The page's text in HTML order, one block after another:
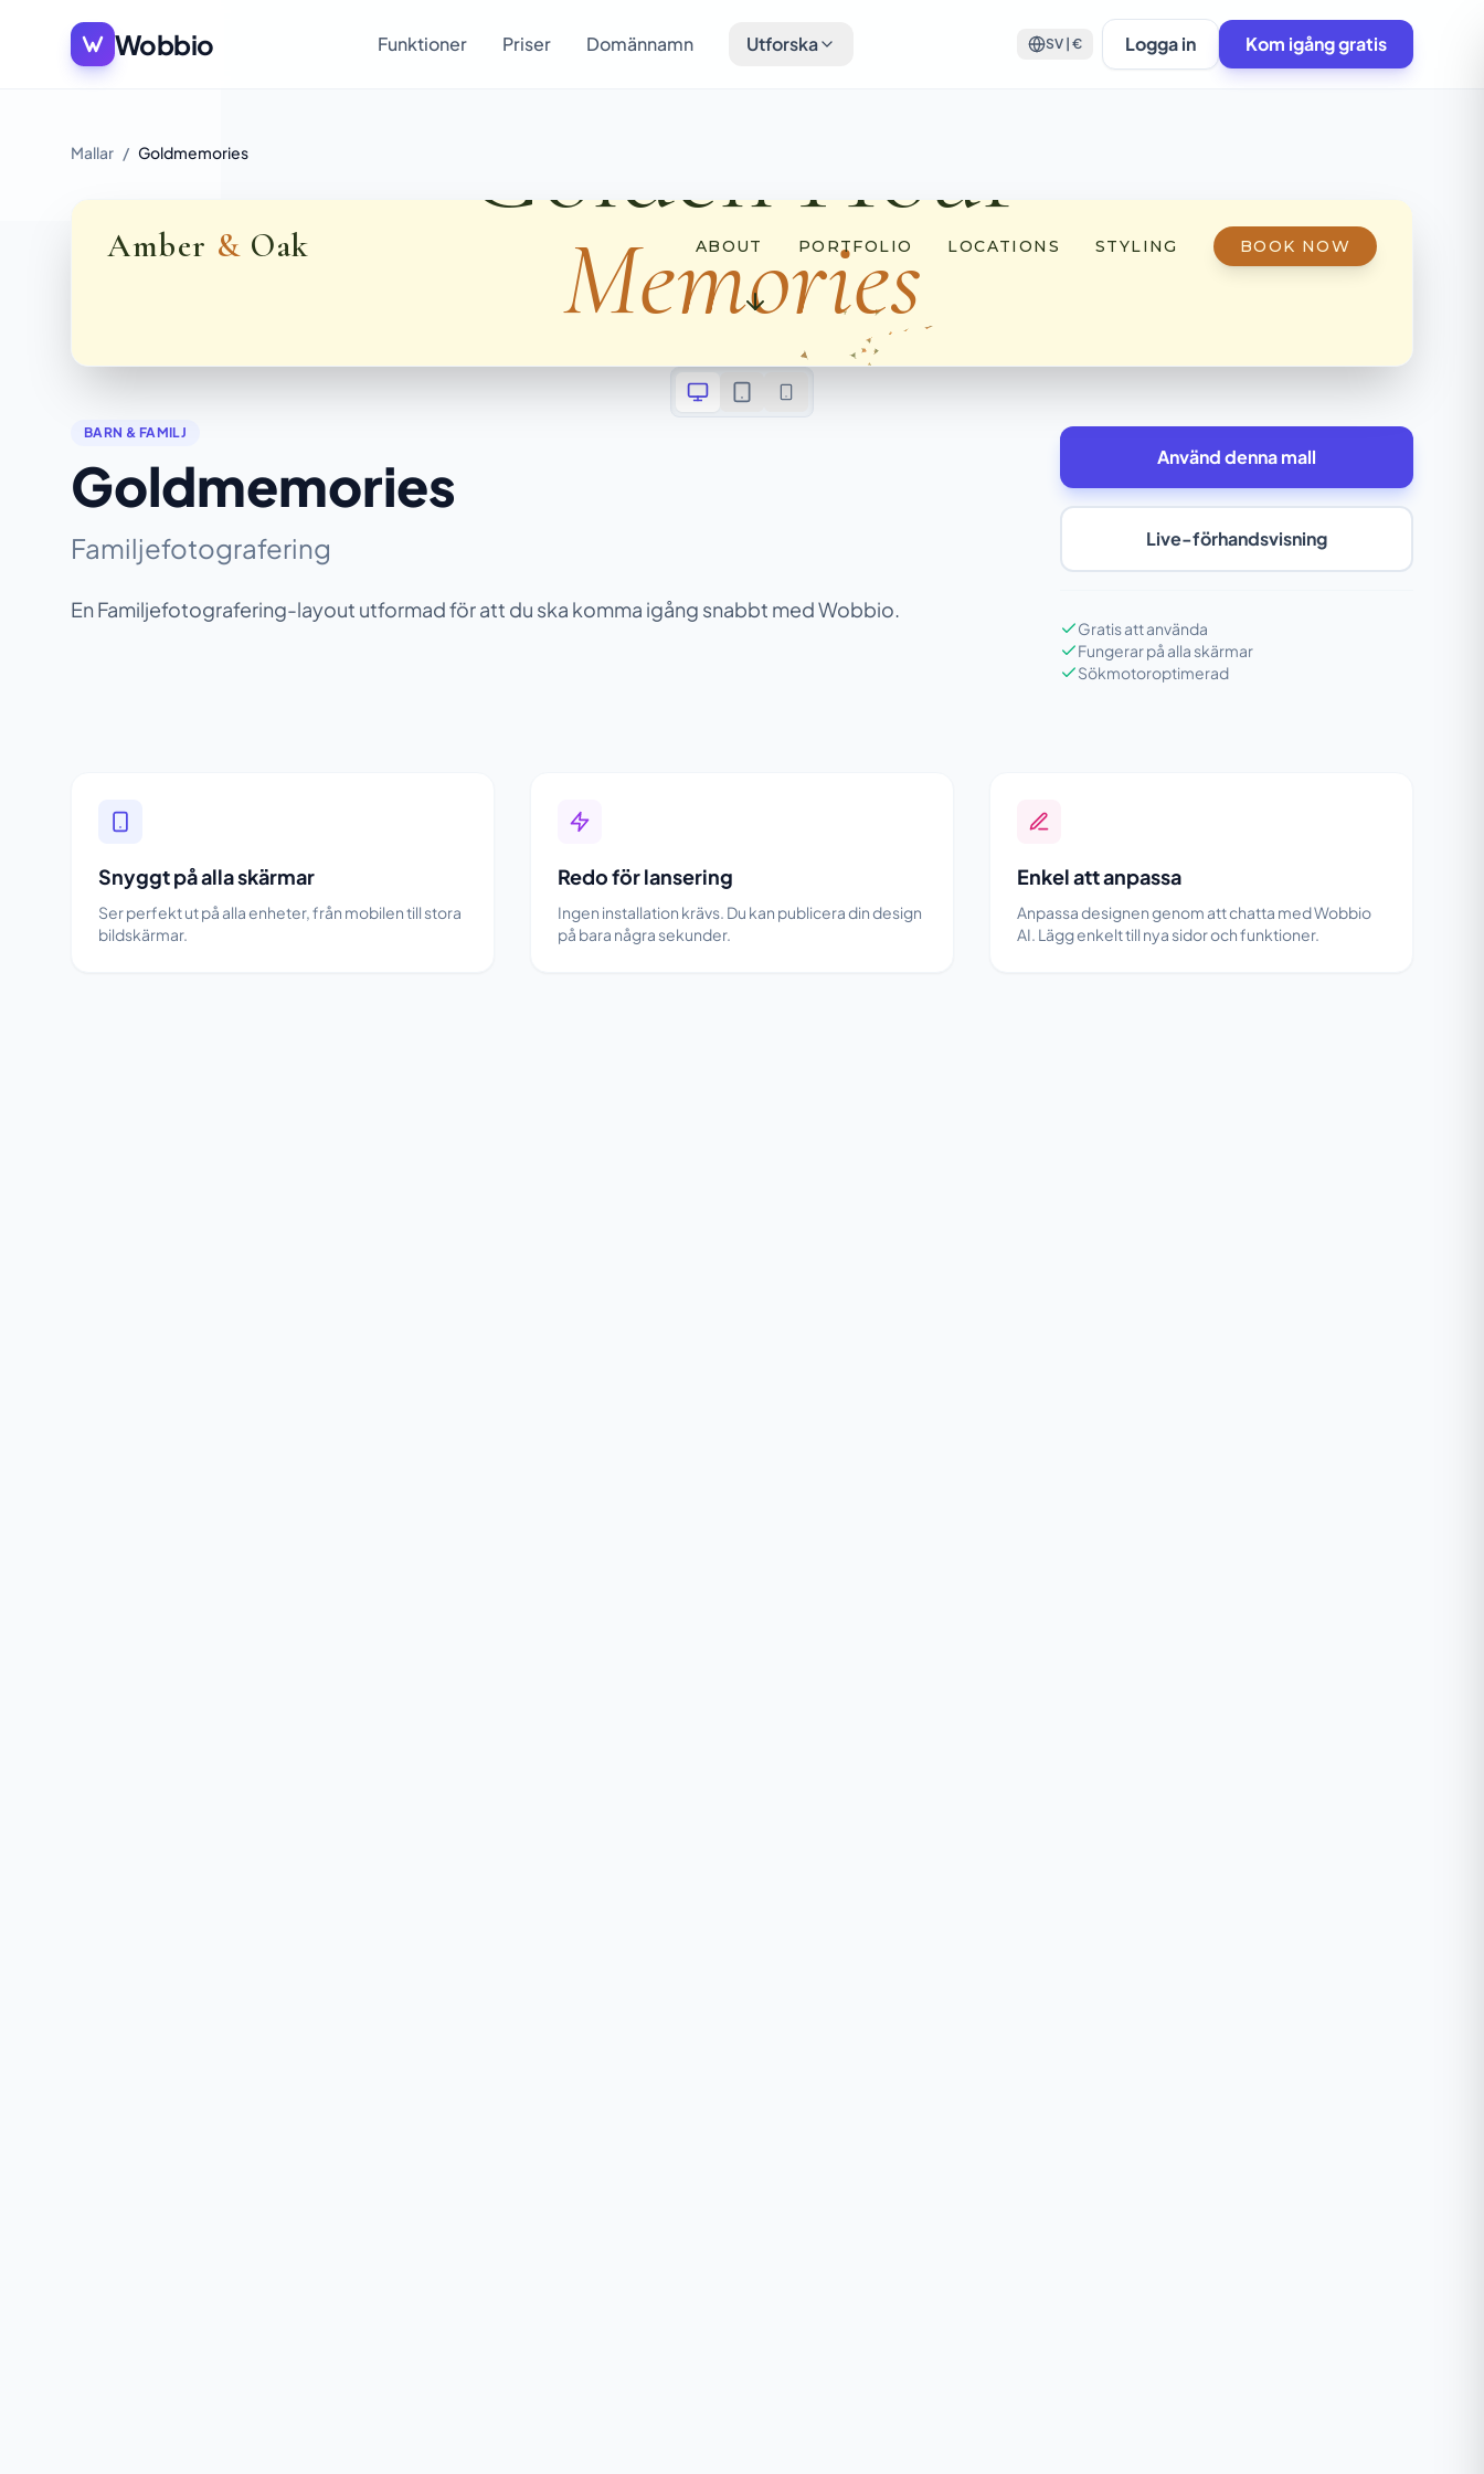
Wobbio Funktioner Priser Domännamn Utforska SV | € Logga in Kom igång gratis
Mallar / Goldmemories
BARN & FAMILJ
Goldmemories
Familjefotografering
En Familjefotografering-layout utformad för att du ska komma igång snabbt med Wobbio.
Använd denna mall
Live-förhandsvisning
Gratis att använda
Fungerar på alla skärmar
Sökmotoroptimerad
Snyggt på alla skärmar
Ser perfekt ut på alla enheter, från mobilen till stora
bildskärmar.
Redo för lansering
Ingen installation krävs. Du kan publicera din design
på bara några sekunder.
Enkel att anpassa
Anpassa designen genom att chatta med Wobbio
AI. Lägg enkelt till nya sidor och funktioner.